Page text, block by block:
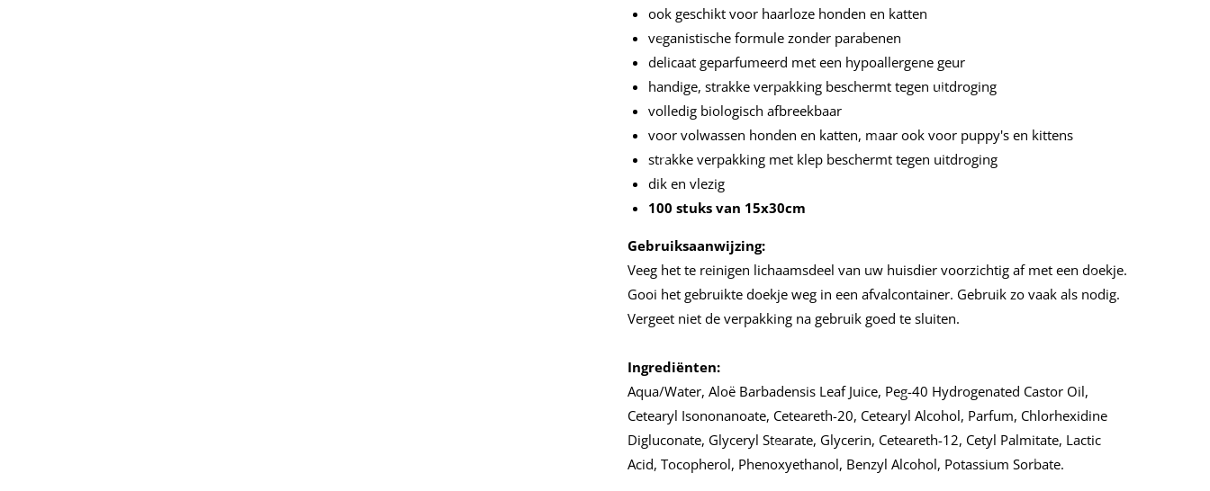
ook geschikt voor haarloze honden en katten
veganistische formule zonder parabenen
delicaat geparfumeerd met een hypoallergene geur
handige, strakke verpakking beschermt tegen uitdroging
volledig biologisch afbreekbaar
voor volwassen honden en katten, maar ook voor puppy's en kittens
strakke verpakking met klep beschermt tegen uitdroging
dik en vlezig
100 stuks van 15x30cm
Gebruiksaanwijzing:
Veeg het te reinigen lichaamsdeel van uw huisdier voorzichtig af met een doekje.
Gooi het gebruikte doekje weg in een afvalcontainer. Gebruik zo vaak als nodig.
Vergeet niet de verpakking na gebruik goed te sluiten.
Ingrediënten:
Aqua/Water, Aloë Barbadensis Leaf Juice, Peg-40 Hydrogenated Castor Oil,
Cetearyl Isononanoate, Ceteareth-20, Cetearyl Alcohol, Parfum, Chlorhexidine
Digluconate, Glyceryl Stearate, Glycerin, Ceteareth-12, Cetyl Palmitate, Lactic
Acid, Tocopherol, Phenoxyethanol, Benzyl Alcohol, Potassium Sorbate.